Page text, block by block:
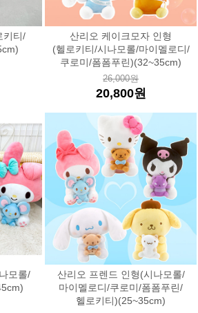
키티/
산리오 케이크모자 인형
(헬로키티/시나모롤/마이멜로디/
쿠로미/폼폼푸린)(32~35cm)
26,000원
20,800원
모롤/
산리오 프렌드 인형(시나모롤/
마이멜로디/쿠로미/폼폼푸린/
헬로키티)(25~35cm)